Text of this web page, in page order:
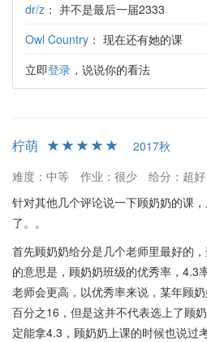
dr/z ： 并不是最后一届2333
Owl Country ： 现在还有她的课
立即登录 ，说说你的看法
柠萌
2017秋
难度：中等
作业：很少 给分：超好
针对其他几个评论说一下顾奶奶的课
了。。
首先顾奶奶给分是几个老师里最好的
的意思是，顾奶奶班级的优秀率，4.3
老师会更高，以优秀率来说，某年顾
百分之16，但是这并不代表选上了顾
定能拿4.3，顾奶奶上课的时候也说过